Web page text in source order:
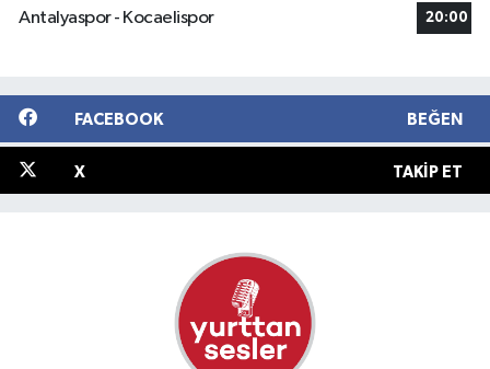
Antalyaspor - Kocaelispor 20:00
FACEBOOK BEĞEN
X TAKIP ET